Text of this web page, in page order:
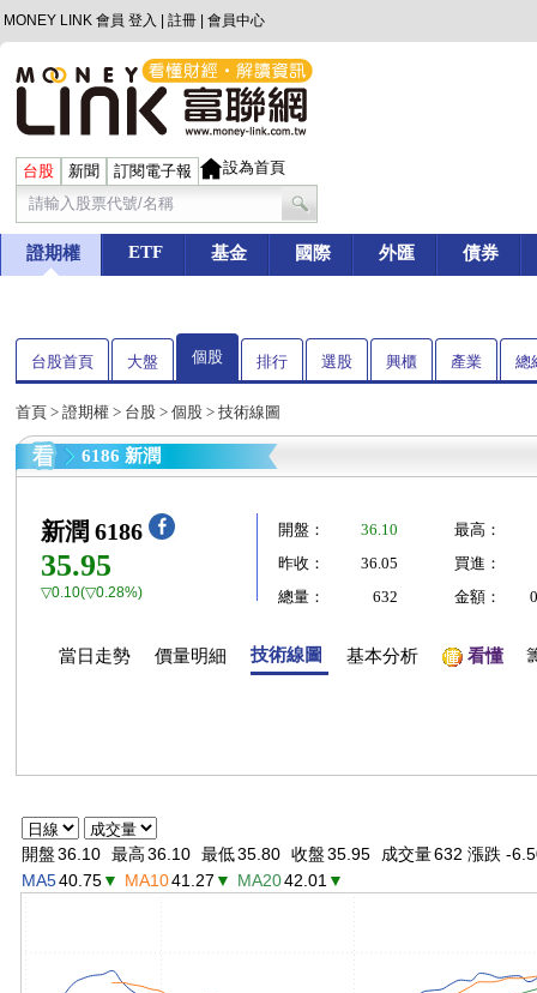
MONEY LINK 會員 登入 註冊 會員中心
台股 新聞 訂閱電子報 設為首頁
證期權 ETF 基金 國際 外匯 債券
台股首頁 大盤 個股 排行 選股 興櫃 產業 總
首頁 > 證期權 > 台股 > 個股 > 技術線圖
6186 新潤
新潤 6186
35.95
▽0.10(▽0.28%)
開盤： 36.10
最高：
昨收：
36.05
買進：
總量：
632 金額：
當日走勢 價量明細 技術線圖 基本分析 看懂
開盤36.10 最高36.10 最低35.80 收盤35.95 成交量632 漲跌 -
MA540.75▼ MA1041.27 ▼ MA2042.01 ▼